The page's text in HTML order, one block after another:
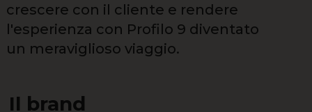
crescere con il cliente e rendere
l'esperienza con Profilo 9 diventato
un meraviglioso viaggio.
Il brand